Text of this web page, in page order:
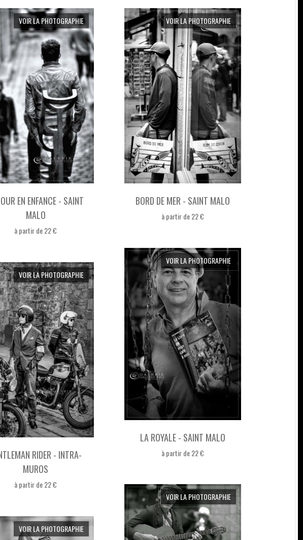
EN ENFANCE - SAINT
MALO
à partir de 22 €
VOIR LA PHOTOGRAPHIE
BORD DE MER - SAINT MALO
à partir de 22 €
VOIR LA PHOTOGRAPHIE
LA ROYALE - SAINT MALO
à partir de 22 €
VOIR LA PHOTOGRAPHIE
RIDER - INTRA-
MUROS
à partir de 22 €
VOIR LA PHOTOGRAPHIE
VOIR LA PHOTOGRAPHIE
VOIR LA PHOTOGRAPHIE